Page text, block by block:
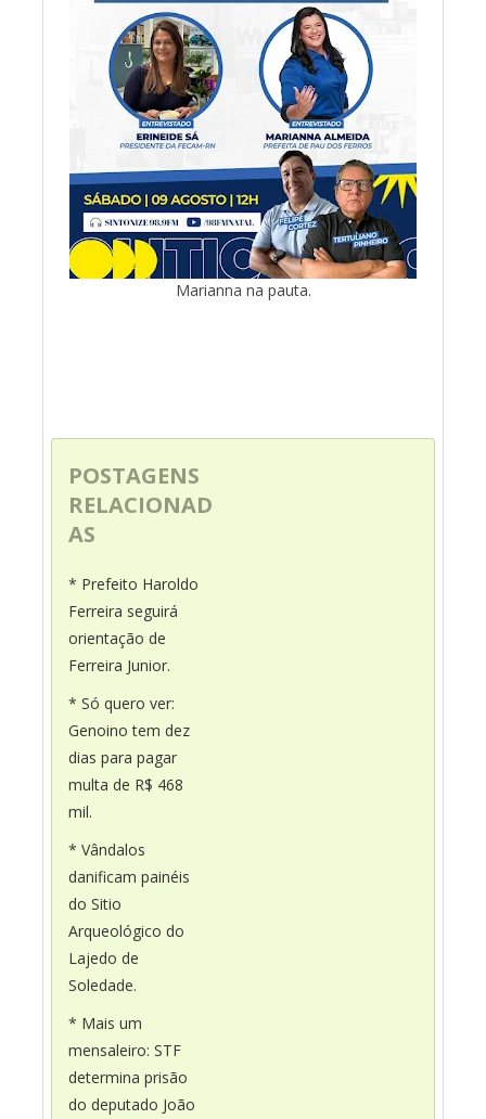
Marianna na pauta.
POSTAGENS
RELACIONAD
AS
* Prefeito Haroldo
Ferreira seguirá
orientação de
Ferreira Junior.
* Só quero ver:
Genoino tem dez
dias para pagar
multa de R$ 468
mil.
* Vândalos
danificam painéis
do Sitio
Arqueológico do
Lajedo de
Soledade.
* Mais um
mensaleiro: STF
determina prisão
do deputado João